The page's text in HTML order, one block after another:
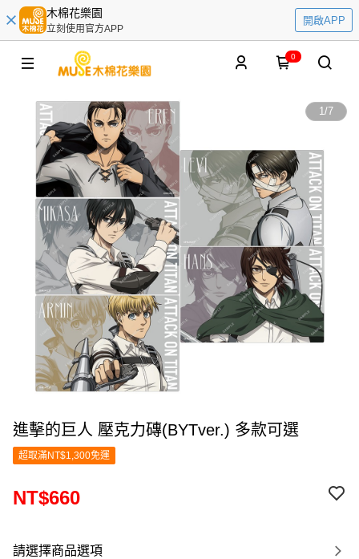
木棉花樂園
立刻使用官方APP
開啟APP
0
1/7
進擊的巨人 壓克力磚(BYTver.) 多款可選
超取滿NT$1,300免運
NT$660
請選擇商品選項